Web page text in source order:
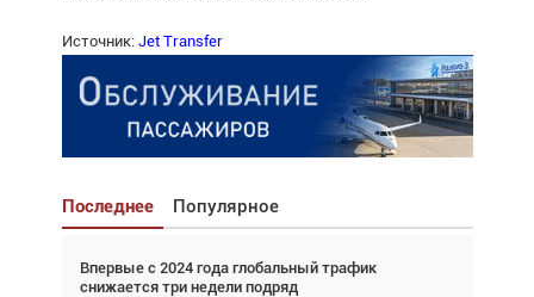
Источник: Jet Transfer
Последнее Популярное
Впервые с 2024 года глобальный трафик
снижается три недели подряд
Взгляд с высоты: тандем вертолётов и БПЛА в
спасательных операциях